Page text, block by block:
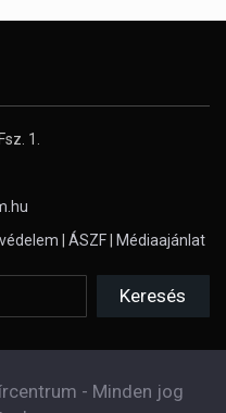
1.
ÁSZF Médiaajánlat
- Minden jog